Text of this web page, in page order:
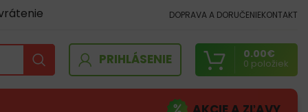
DOPRAVA A DORUČENIEKONTAKT
PRIHLÁSENIE 0 položiek
0.00€